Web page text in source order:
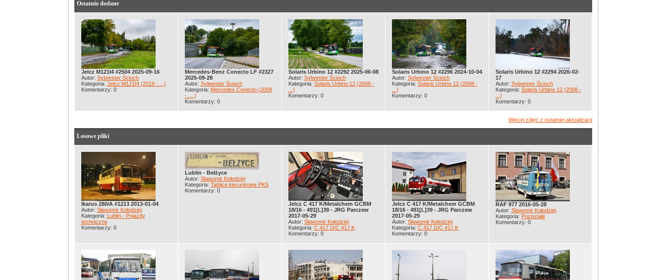
Ostatnio dodane
Jelcz M121I4 #2504 2025-09-16
Autor: Sylwester Ścioch
Kategoria: Jelcz M121I4 (2019 - ...)
Komentarzy: 0
Mercedes-Benz Conecto LF #2327
2025-09-28
Autor: Sylwester Ścioch
Kategoria: Mercedes Conecto (2009
- ....)
Komentarzy: 0
Solaris Urbino 12 #2292 2025-06-08
Autor: Sylwester Ścioch
Kategoria: Solaris Urbino 12 (2008 -
...)
Komentarzy: 0
Solaris Urbino 12 #2296 2024-10-04
Autor: Sylwester Ścioch
Kategoria: Solaris Urbino 12 (2008 -
...)
Komentarzy: 0
Solaris Urbino 12 #2294 2026-02-
17
Autor: Sylwester Ścioch
Kategoria: Solaris Urbino 12 (2008 -
...)
Komentarzy: 0
Więcej zdjęć z ostatniej aktualizacji
Losowe pliki
Ikarus 280/A #1213 2013-01-04
Autor: Sławomir Kołodziej
Kategoria: Lublin - Pojazdy
techniczne
Komentarzy: 0
Lublin - Bełżyce
Autor: Sławomir Kołodziej
Kategoria: Tablice kierunkowe PKS
Komentarzy: 0
Jelcz C 417 K/Metalchem GCBM
18/16 - 491[L]39 - JRG Parczew
2017-05-29
Autor: Sławomir Kołodziej
Kategoria: C 417 D/C 417 K
Komentarzy: 0
Jelcz C 417 K/Metalchem GCBM
18/16 - 491[L]39 - JRG Parczew
2017-05-29
Autor: Sławomir Kołodziej
Kategoria: C 417 D/C 417 K
Komentarzy: 0
RAF 977 2016-05-28
Autor: Sławomir Kołodziej
Kategoria: Pozostałe
Komentarzy: 0